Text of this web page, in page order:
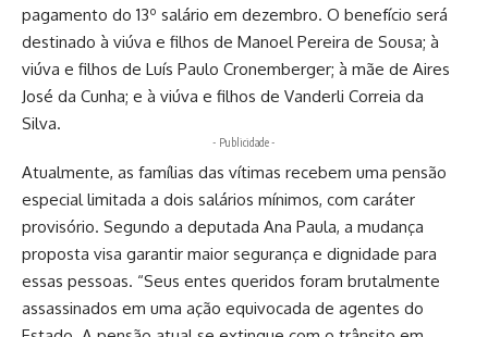
pagamento do 13º salário em dezembro. O benefício será
destinado à viúva e filhos de Manoel Pereira de Sousa; à
viúva e filhos de Luís Paulo Cronemberger; à mãe de Aires
José da Cunha; e à viúva e filhos de Vanderli Correia da
Silva.
- Publicidade -
Atualmente, as famílias das vítimas recebem uma pensão
especial limitada a dois salários mínimos, com caráter
provisório. Segundo a deputada Ana Paula, a mudança
proposta visa garantir maior segurança e dignidade para
essas pessoas. “Seus entes queridos foram brutalmente
assassinados em uma ação equivocada de agentes do